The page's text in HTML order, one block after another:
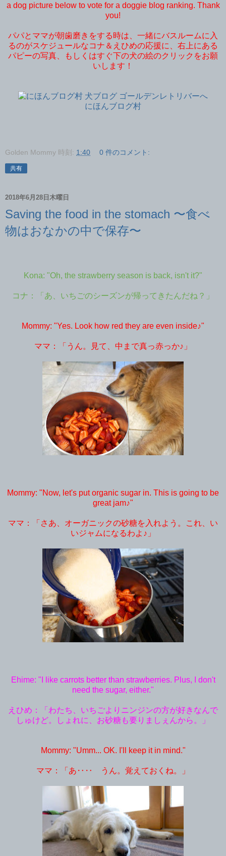
a dog picture below to vote for a doggie blog ranking. Thank
you!
パパとママが朝歯磨きをする時は、一緒にバスルームに入
るのがスケジュールなコナ＆えひめの応援に、右上にある
パピーの写真、もしくはすぐ下の犬の絵のクリックをお願
いします！
にほんブログ村
Golden Mommy 時刻: 1:40 0 件のコメント:
共有
2018年6月28日木曜日
Saving the food in the stomach 〜食べ
物はおなかの中で保存〜
Kona: "Oh, the strawberry season is back, isn't it?"
コナ：「あ、いちごのシーズンが帰ってきたんだね？」
Mommy: "Yes. Look how red they are even inside♪"
ママ：「うん。見て、中まで真っ赤っか♪」
Mommy: "Now, let's put organic sugar in. This is going to be
great jam♪"
ママ：「さあ、オーガニックの砂糖を入れよう。これ、い
いジャムになるわよ♪」
Ehime: "I like carrots better than strawberries. Plus, I don't
need the sugar, either."
えひめ：「わたち、いちごよりニンジンの方が好きなんで
しゅけど。しょれに、お砂糖も要りましぇんから。」
Mommy: "Umm... OK. I'll keep it in mind."
ママ：「あ‥‥ うん。覚えておくね。」